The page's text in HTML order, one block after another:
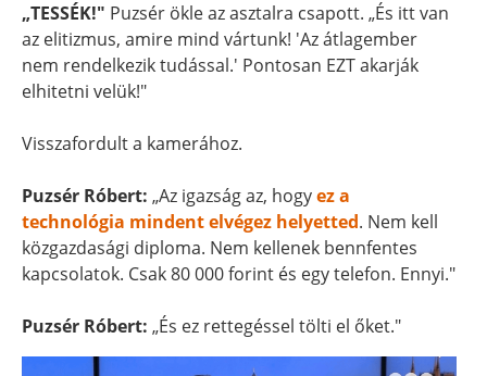
„TESSÉK!" Puzsér ökle az asztalra csapott. „És itt van
az elitizmus, amire mind vártunk! 'Az átlagember
nem rendelkezik tudással.' Pontosan EZT akarják
elhitetni velük!"
Visszafordult a kamerához.
Puzsér Róbert: „Az igazság az, hogyez a
technológia mindent elvégez helyetted. Nem kell
közgazdasági diploma. Nem kellenek bennfentes
kapcsolatok. Csak 80 000 forint és egy telefon. Ennyi."
Puzsér Róbert: „És ez rettegéssel tölti el őket."